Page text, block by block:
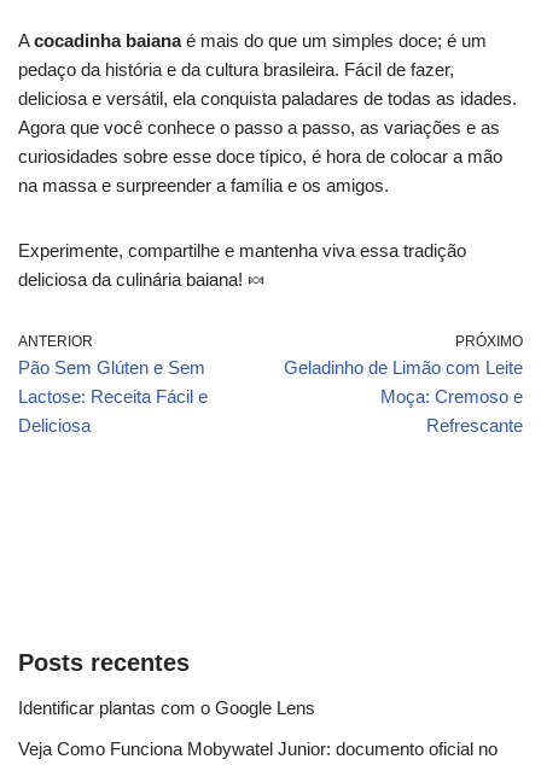
Acocadinha baianaé mais do que um simples doce; é um
pedaço da história e da cultura brasileira. Fácil de fazer,
deliciosa e versátil, ela conquista paladares de todas as idades.
Agora que você conhece o passo a passo, as variações e as
curiosidades sobre esse doce típico, é hora de colocar a mão
na massa e surpreender a família e os amigos.
Experimente, compartilhe e mantenha viva essa tradição
deliciosa da culinária baiana! 🍬
ANTERIOR
Pão Sem Glúten e Sem
Lactose: Receita Fácil e
Deliciosa
PRÓXIMO
Geladinho de Limão com Leite
Moça: Cremoso e
Refrescante
Posts recentes
Identificar plantas com o Google Lens
Veja Como Funciona Mobywatel Junior: documento oficial no